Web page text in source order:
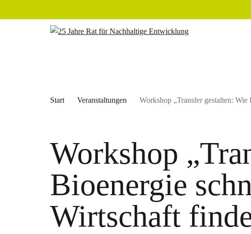
Start Veranstaltungen Workshop „Transfer gestalten:
Workshop
Bioenergie
Wirtschaft